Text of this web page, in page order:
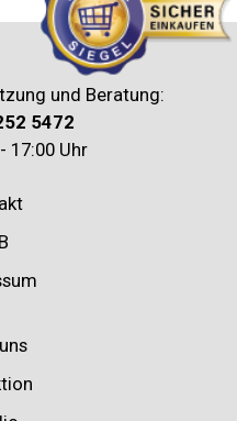
und Beratung:
5472
17:00 Uhr